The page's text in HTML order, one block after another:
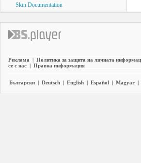
Skin Documentation
Реклама | Политика за защита на личната
се с нас | Правна информация
Български | Deutsch | English | Español | Magyar |